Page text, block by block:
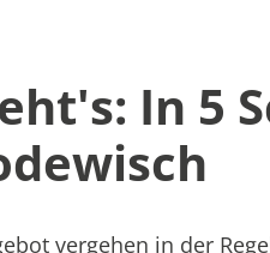
In 5
vergehen in der